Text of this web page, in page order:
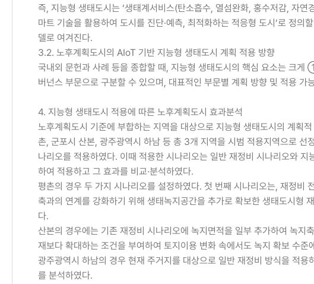
즉, 지능형 생태도시는 ‘생태계서비스(탄소흡수, 열섬완화, 홍수저감, 자
마트 기술을 활용하여 도시를 진단·예측, 최적화하는 적응형 도시’로 정
델로 여겨진다.
3.2. 노후계획도시의 AIoT 기반 지능형 생태도시 계획 적용 방향
국내외 문헌과 사례 등을 종합할 때, 지능형 생태도시의 핵심 요소는
버넌스 부문으로 구분할 수 있으며, 대표적인 부문별 계획 방향 및 적용
4. 지능형 생태도시 적용에 따른 노후계획도시 효과분석
노후계획도시 기준에 부합하는 지역을 대상으로 지능형 생태도시의 계
촌, 군포시 산본, 광주광역시 하남 등 총 3개 지역을 시범 적용지역으로
나리오를 적용하였다. 이때 적용한 시나리오는 일반 재정비 시나리오와
하여 적용하고 그 효과를 비교·분석하였다.
평촌의 경우 두 가지 시나리오를 설정하였다. 첫 번째 시나리오는, 재정비
축과의 연계를 강화하기 위해 생태녹지공간을 추가로 확보한 생태도시형
다.
산본의 경우에는 기존 재정비 시나리오에 녹지면적을 일부 추가하여 녹
재보다 확대하는 조건을 부여하여 토지이용 변화 속에서도 녹지 확보 수
광주광역시 하남의 경우 현재 주거지를 대상으로 일반 재정비 방식을 적
를 분석하였다.